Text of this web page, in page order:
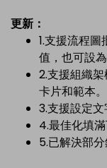
更新：
1.支援流程
值，也可設為
2.支援組織
卡片和範本。
3.支援設定文
4.最佳化填
5.已解決部分